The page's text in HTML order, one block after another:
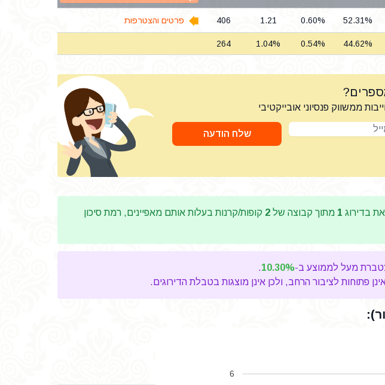
52.31%
0.60%
1.21
406 פרטים והצטרפות
44.62%
0.54%
1.04%
264
ממשווק פנסיוני אובייקטיבי
שלח הודעה
בדירוג 1 מתוך קבוצה של 2 קופות/קרנות בעלות אותם מאפיינים, רמת סיכון
10.30%
.
פתוחות לציבור הרחב, ולכן אינן מוצגות בטבלת הדירוגים.
6